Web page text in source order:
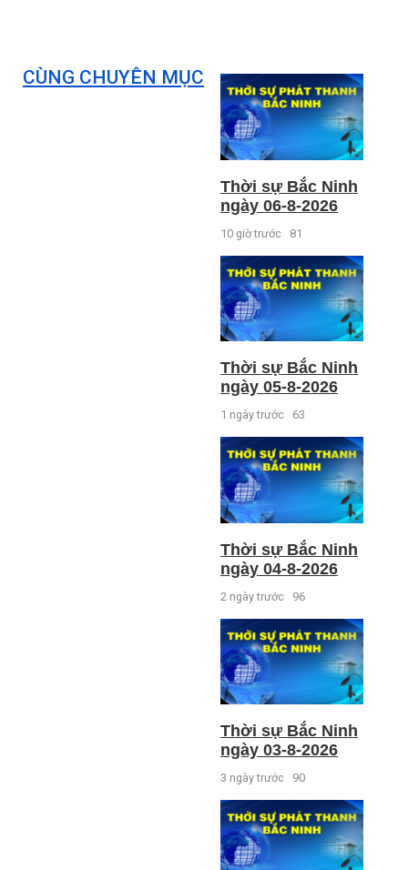
CÙNG CHUYÊN MỤC
Thời sự Bắc Ninh
ngày 06-8-2026
10 giờ trước 81
Thời sự Bắc Ninh
ngày 05-8-2026
1 ngày trước 63
Thời sự Bắc Ninh
ngày 04-8-2026
2 ngày trước 96
Thời sự Bắc Ninh
ngày 03-8-2026
3 ngày trước 90